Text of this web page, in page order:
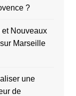
?
Nouveaux
Marseille
une
de